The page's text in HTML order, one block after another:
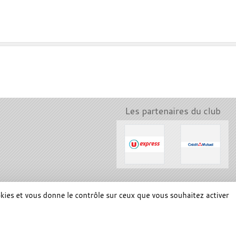
Les partenaires du club
et vous donne le contrôle sur ceux que vous souhaitez activer